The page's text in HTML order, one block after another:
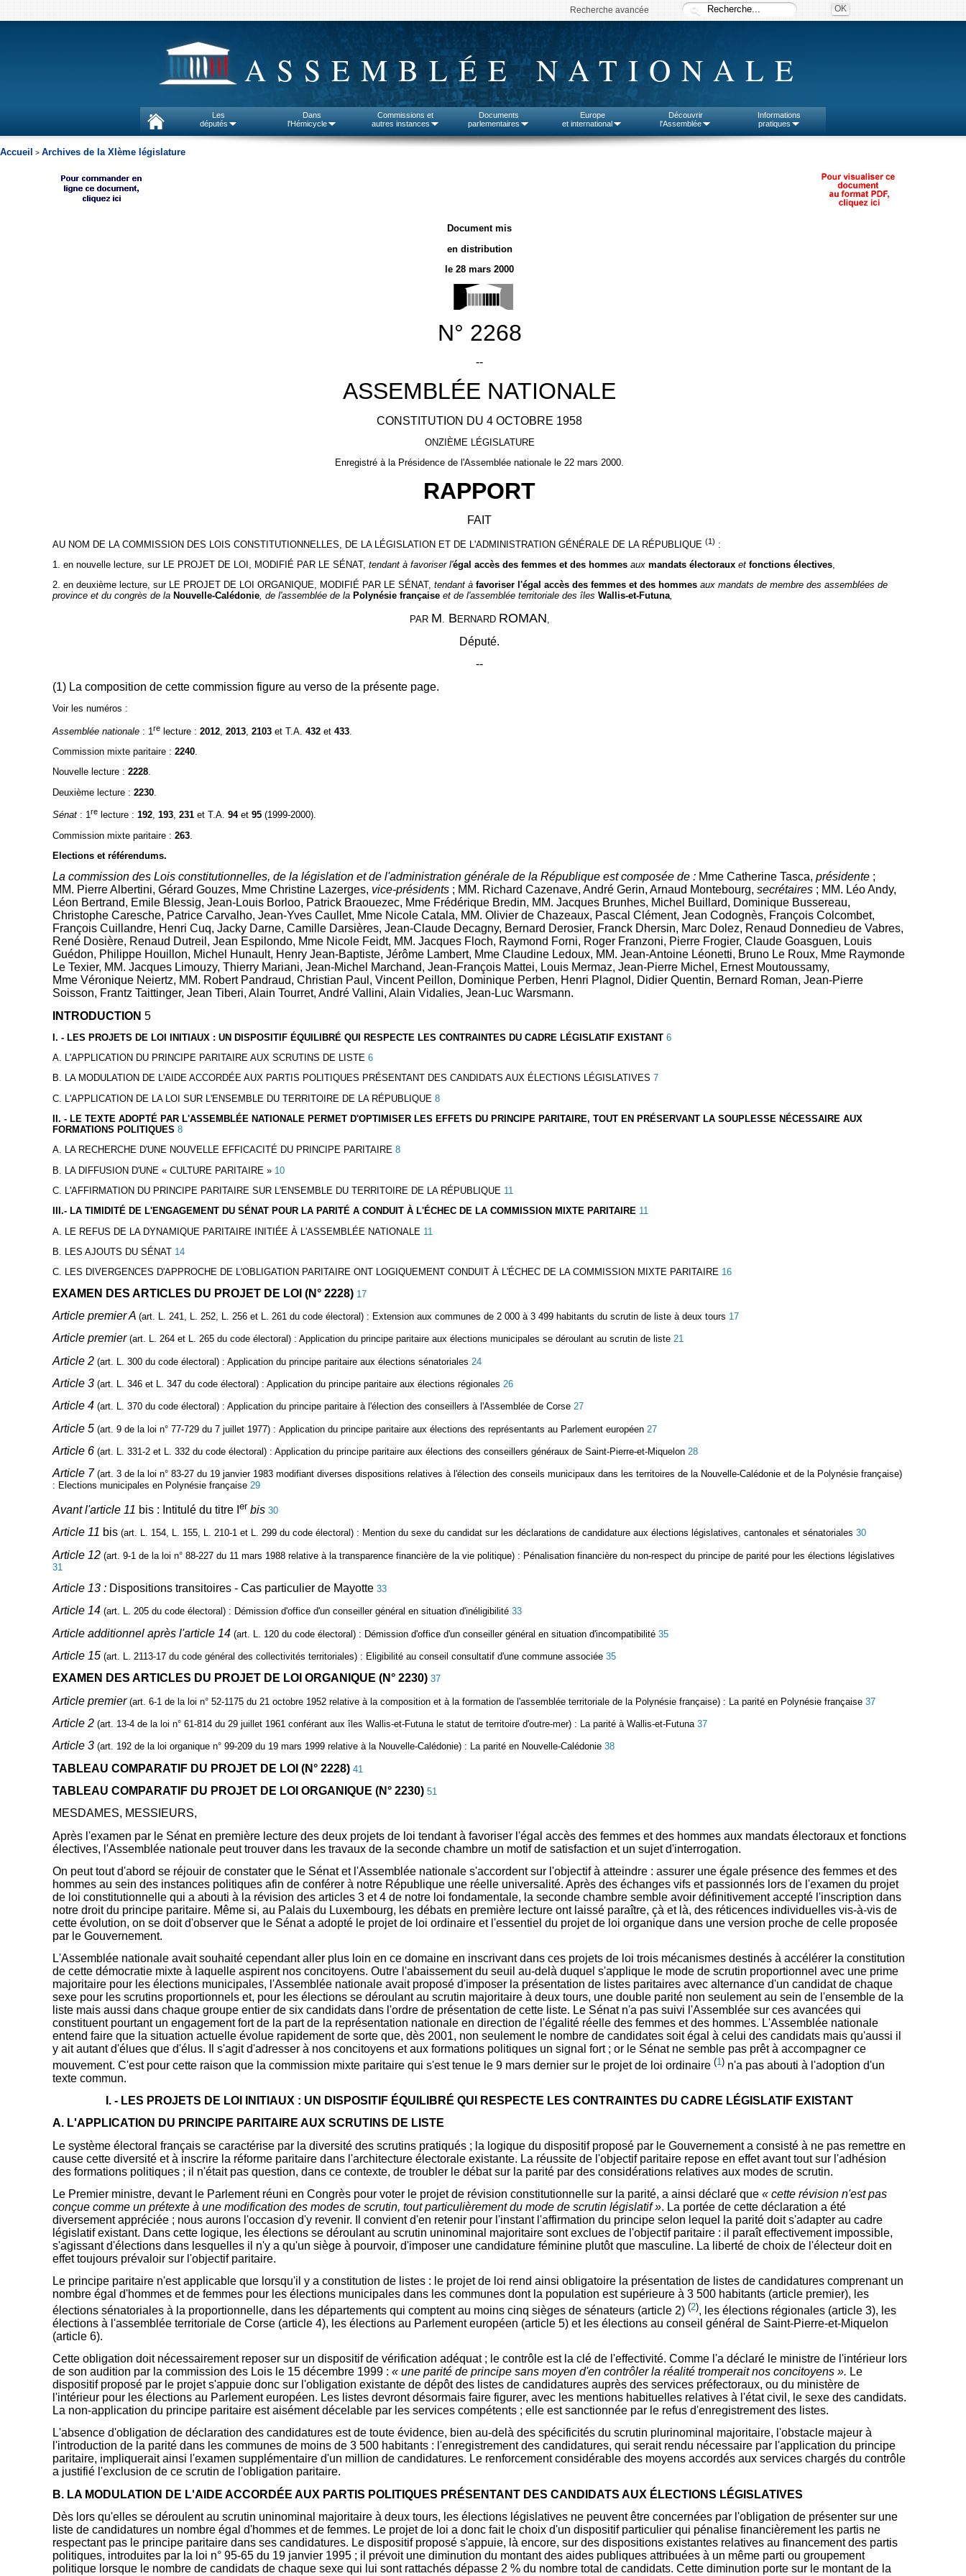
Recherche avancée
ASSEMBLÉE NATIONALE
Les
députés
Dans
l'Hémicycle
Commissions et
autres instances
Documents
parlementaires
Europe
et international
Découvrir
l'Assemblée
Informations
pratiques
Accueil > Archives de la XIème législature
Document mis
en distribution
le 28 mars 2000
N° 2268
--
ASSEMBLÉE NATIONALE
CONSTITUTION DU 4 OCTOBRE 1958
ONZIÈME LÉGISLATURE
Enregistré à la Présidence de l'Assemblée nationale le 22 mars 2000.
RAPPORT
FAIT
AU NOM DE LA COMMISSION DES LOIS CONSTITUTIONNELLES, DE LA LÉGISLATION ET DE L'ADMINISTRATION GÉNÉRALE DE LA RÉPUBLIQUE (1) :
1.
en nouvelle lecture, sur LE PROJET DE LOI, MODIFIÉ PAR LE SÉNAT, tendant à favoriser l'égal accès des femmes et des hommesaux mandats électoraux et fonctions électives,
2. en deuxième lecture, sur LE PROJET DE LOI ORGANIQUE, MODIFIÉ PAR LE SÉNAT, tendant à favoriser l'égal accès des femmes et des hommesaux mandats de membre des assemblées de
province et du congrès de la Nouvelle-Calédonie, de l'assemblée de la Polynésie françaiseet de l'assemblée territoriale des îles Wallis-et-Futuna,
PAR M BERNARD ROMAN
Député.
--
(1) La composition de cette commission figure au verso de la présente page.
Voir les numéros :
Assemblée nationale: 1relecture : 2012, 2013, 2103et T.A. 432et 433.
Commission mixte paritaire : 2240.
Nouvelle lecture : 2228.
Deuxième lecture : 2230.
Sénat: 1relecture : 192, 193, 231et T.A. 94 et 95(1999-2000).
Commission mixte paritaire : 263.
Elections et référendums.
La commission des Lois constitutionnelles, de la législation et de l'administration générale de la République est composée de :Mme Catherine Tasca, présidente ;
MM. Pierre Albertini, Gérard Gouzes, Mme Christine Lazerges, vice-présidents; MM. Richard Cazenave, André Gerin, Arnaud Montebourg, secrétaires; MM. Léo Andy,
Léon Bertrand, Emile Blessig, Jean-Louis Borloo, Patrick Braouezec, Mme Frédérique Bredin, MM. Jacques Brunhes, Michel Buillard, Dominique Bussereau,
Christophe Caresche, Patrice Carvalho, Jean-Yves Caullet, Mme Nicole Catala, MM. Olivier de Chazeaux, Pascal Clément, Jean Codognès, François Colcombet,
François Cuillandre, Henri Cuq, Jacky Darne, Camille Darsières, Jean-Claude Decagny, Bernard Derosier, Franck Dhersin, Marc Dolez, Renaud Donnedieu de Vabres,
René Dosière, Renaud Dutreil, Jean Espilondo, Mme Nicole Feidt, MM. Jacques Floch, Raymond Forni, Roger Franzoni, Pierre Frogier, Claude Goasguen, Louis
Guédon, Philippe Houillon, Michel Hunault, Henry Jean-Baptiste, Jérôme Lambert, Mme Claudine Ledoux, MM. Jean-Antoine Léonetti, Bruno Le Roux, Mme Raymonde
Le Texier, MM. Jacques Limouzy, Thierry Mariani, Jean-Michel Marchand, Jean-François Mattei, Louis Mermaz, Jean-Pierre Michel, Ernest Moutoussamy,
Mme Véronique Neiertz, MM. Robert Pandraud, Christian Paul, Vincent Peillon, Dominique Perben, Henri Plagnol, Didier Quentin, Bernard Roman, Jean-Pierre
Soisson, Frantz Taittinger, Jean Tiberi, Alain Tourret, André Vallini, Alain Vidalies, Jean-Luc Warsmann.
INTRODUCTION 5
I. - LES PROJETS DE LOI INITIAUX : UN DISPOSITIF ÉQUILIBRÉ QUI RESPECTE LES CONTRAINTES DU CADRE LÉGISLATIF EXISTANT 6
A. L'APPLICATION DU PRINCIPE PARITAIRE AUX SCRUTINS DE LISTE 6
B. LA MODULATION DE L'AIDE ACCORDÉE AUX PARTIS POLITIQUES PRÉSENTANT DES CANDIDATS AUX ÉLECTIONS LÉGISLATIVES 7
C. L'APPLICATION DE LA LOI SUR L'ENSEMBLE DU TERRITOIRE DE LA RÉPUBLIQUE 8
II. - LE TEXTE ADOPTÉ PAR L'ASSEMBLÉE NATIONALE PERMET D'OPTIMISER LES EFFETS DU PRINCIPE PARITAIRE, TOUT EN PRÉSERVANT LA SOUPLESSE NÉCESSAIRE AUX
FORMATIONS POLITIQUES 8
A. LA RECHERCHE D'UNE NOUVELLE EFFICACITÉ DU PRINCIPE PARITAIRE 8
B. LA DIFFUSION D'UNE « CULTURE PARITAIRE » 10
C. L'AFFIRMATION DU PRINCIPE PARITAIRE SUR L'ENSEMBLE DU TERRITOIRE DE LA RÉPUBLIQUE 11
III.- LA TIMIDITÉ DE L'ENGAGEMENT DU SÉNAT POUR LA PARITÉ A CONDUIT À L'ÉCHEC DE LA COMMISSION MIXTE PARITAIRE 11
A. LE REFUS DE LA DYNAMIQUE PARITAIRE INITIÉE À L'ASSEMBLÉE NATIONALE 11
B. LES AJOUTS DU SÉNAT 14
C. LES DIVERGENCES D'APPROCHE DE L'OBLIGATION PARITAIRE ONT LOGIQUEMENT CONDUIT À L'ÉCHEC DE LA COMMISSION MIXTE PARITAIRE 16
EXAMEN DES ARTICLES DU PROJET DE LOI (N° 2228) 17
Article premier A (art. L. 241, L. 252, L. 256 et L. 261 du code électoral): Extension aux communes de 2 000 à 3 499 habitants du scrutin de liste à deux tours 17
Article premier (art. L. 264 et L. 265 du code électoral) : Application du principe paritaire aux élections municipales se déroulant au scrutin de liste 21
Article 2 (art. L. 300 du code électoral): Application du principe paritaire aux élections sénatoriales 24
Article 3 (art. L. 346 et L. 347 du code électoral): Application du principe paritaire aux élections régionales 26
Article 4(art. L. 370 du code électoral): Application du principe paritaire à l'élection des conseillers à l'Assemblée de Corse 27
Article 5(art. 9 de la loi n° 77-729 du 7 juillet 1977) : Application du principe paritaire aux élections des représentants au Parlement européen 27
Article 6 (art. L. 331-2 et L. 332 du code électoral) : Application du principe paritaire aux élections des conseillers généraux de Saint-Pierre-et-Miquelon 28
Article 7 (art. 3 de la loi n° 83-27 du 19 janvier 1983 modifiant diverses dispositions relatives à l'élection des conseils municipaux dans les territoires de la Nouvelle-Calédonie et de la Polynésie française)
: Elections municipales en Polynésie française 29
Avant l'article 11 bis : Intitulé du titre I er bis 30
Article 11 bis (art. L. 154, L. 155, L. 210-1 et L. 299 du code électoral) : Mention du sexe du candidat sur les déclarations de candidature aux élections législatives, cantonales et sénatoriales 30
Article 12 (art. 9-1 de la loi n° 88-227 du 11 mars 1988 relative à la transparence financière de la vie politique) : Pénalisation financière du non-respect du principe de parité pour les élections législatives
31
Article 13 :Dispositions transitoires - Cas particulier de Mayotte 33
Article 14 (art. L. 205 du code électoral) : Démission d'office d'un conseiller général en situation d'inéligibilité 33
Article additionnel après l'article 14(art. L. 120 du code électoral) : Démission d'office d'un conseiller général en situation d'incompatibilité 35
Article 15 (art. L. 2113-17 du code général des collectivités territoriales) : Eligibilité au conseil consultatif d'une commune associée 35
EXAMEN DES ARTICLES DU PROJET DE LOI ORGANIQUE (N° 2230) 37
Article premier (art. 6-1 de la loi n° 52-1175 du 21 octobre 1952 relative à la composition et à la formation de l'assemblée territoriale de la Polynésie française) : La parité en Polynésie française 37
Article 2(art. 13-4 de la loi n° 61-814 du 29 juillet 1961 conférant aux îles Wallis-et-Futuna le statut de territoire d'outre-mer): La parité à Wallis-et-Futuna 37
Article 3 (art. 192 de la loi organique n° 99-209 du 19 mars 1999 relative à la Nouvelle-Calédonie) : La parité en Nouvelle-Calédonie 38
TABLEAU COMPARATIF DU PROJET DE LOI (N° 2228) 41
TABLEAU COMPARATIF DU PROJET DE LOI ORGANIQUE (N° 2230) 51
MESDAMES, MESSIEURS,
Après l'examen par le Sénat en première lecture des deux projets de loi tendant à favoriser l'égal accès des femmes et des hommes aux mandats électoraux et fonctions
électives, l'Assemblée nationale peut trouver dans les travaux de la seconde chambre un motif de satisfaction et un sujet d'interrogation.
On peut tout d'abord se réjouir de constater que le Sénat et l'Assemblée nationale s'accordent sur l'objectif à atteindre : assurer une égale présence des femmes et des
hommes au sein des instances politiques afin de conférer à notre République une réelle universalité. Après des échanges vifs et passionnés lors de l'examen du projet
de loi constitutionnelle qui a abouti à la révision des articles 3 et 4 de notre loi fondamentale, la seconde chambre semble avoir définitivement accepté l'inscription dans
notre droit du principe paritaire. Même si, au Palais du Luxembourg, les débats en première lecture ont laissé paraître, çà et là, des réticences individuelles vis-à-vis de
cette évolution, on se doit d'observer que le Sénat a adopté le projet de loi ordinaire et l'essentiel du projet de loi organique dans une version proche de celle proposée
par le Gouvernement.
L'Assemblée nationale avait souhaité cependant aller plus loin en ce domaine en inscrivant dans ces projets de loi trois mécanismes destinés à accélérer la constitution
de cette démocratie mixte à laquelle aspirent nos concitoyens. Outre l'abaissement du seuil au-delà duquel s'applique le mode de scrutin proportionnel avec une prime
majoritaire pour les élections municipales, l'Assemblée nationale avait proposé d'imposer la présentation de listes paritaires avec alternance d'un candidat de chaque
sexe pour les scrutins proportionnels et, pour les élections se déroulant au scrutin majoritaire à deux tours, une double parité non seulement au sein de l'ensemble de la
liste mais aussi dans chaque groupe entier de six candidats dans l'ordre de présentation de cette liste. Le Sénat n'a pas suivi l'Assemblée sur ces avancées qui
constituent pourtant un engagement fort de la part de la représentation nationale en direction de l'égalité réelle des femmes et des hommes. L'Assemblée nationale
entend faire que la situation actuelle évolue rapidement de sorte que, dès 2001, non seulement le nombre de candidates soit égal à celui des candidats mais qu'aussi il
y ait autant d'élues que d'élus. Il s'agit d'adresser à nos concitoyens et aux formations politiques un signal fort ; or le Sénat ne semble pas prêt à accompagner ce
mouvement. C'est pour cette raison que la commission mixte paritaire qui s'est tenue le 9 mars dernier sur le projet de loi ordinaire (1)n'a pas abouti à l'adoption d'un
texte commun.
I. - LES PROJETS DE LOI INITIAUX : UN DISPOSITIF ÉQUILIBRÉ QUI RESPECTE LES CONTRAINTES DU CADRE LÉGISLATIF EXISTANT
A. L'APPLICATION DU PRINCIPE PARITAIRE AUX SCRUTINS DE LISTE
Le système électoral français se caractérise par la diversité des scrutins pratiqués ; la logique du dispositif proposé par le Gouvernement a consisté à ne pas remettre en
cause cette diversité et à inscrire la réforme paritaire dans l'architecture électorale existante. La réussite de l'objectif paritaire repose en effet avant tout sur l'adhésion
des formations politiques ; il n'était pas question, dans ce contexte, de troubler le débat sur la parité par des considérations relatives aux modes de scrutin.
Le Premier ministre, devant le Parlement réuni en Congrès pour voter le projet de révision constitutionnelle sur la parité, a ainsi déclaré que « cette révision n'est pas
conçue comme un prétexte à une modification des modes de scrutin, tout particulièrement du mode de scrutin législatif ». La portée de cette déclaration a été
diversement appréciée ; nous aurons l'occasion d'y revenir. Il convient d'en retenir pour l'instant l'affirmation du principe selon lequel la parité doit s'adapter au cadre
législatif existant. Dans cette logique, les élections se déroulant au scrutin uninominal majoritaire sont exclues de l'objectif paritaire : il paraît effectivement impossible,
s'agissant d'élections dans lesquelles il n'y a qu'un siège à pourvoir, d'imposer une candidature féminine plutôt que masculine. La liberté de choix de l'électeur doit en
effet toujours prévaloir sur l'objectif paritaire.
Le principe paritaire n'est applicable que lorsqu'il y a constitution de listes : le projet de loi rend ainsi obligatoire la présentation de listes de candidatures comprenant un
nombre égal d'hommes et de femmes pour les élections municipales dans les communes dont la population est supérieure à 3 500 habitants (article premier), les
élections sénatoriales à la proportionnelle, dans les départements qui comptent au moins cinq sièges de sénateurs (article 2) (2), les élections régionales (article 3), les
élections à l'assemblée territoriale de Corse (article 4), les élections au Parlement européen (article 5) et les élections au conseil général de Saint-Pierre-et-Miquelon
(article 6).
Cette obligation doit nécessairement reposer sur un dispositif de vérification adéquat ; le contrôle est la clé de l'effectivité. Comme l'a déclaré le ministre de l'intérieur lors
de son audition par la commission des Lois le 15 décembre 1999 : « une parité de principe sans moyen d'en contrôler la réalité tromperait nos concitoyens ». Le
dispositif proposé par le projet s'appuie donc sur l'obligation existante de dépôt des listes de candidatures auprès des services préfectoraux, ou du ministère de
l'intérieur pour les élections au Parlement européen. Les listes devront désormais faire figurer, avec les mentions habituelles relatives à l'état civil, le sexe des candidats.
La non-application du principe paritaire est aisément décelable par les services compétents ; elle est sanctionnée par le refus d'enregistrement des listes.
L'absence d'obligation de déclaration des candidatures est de toute évidence, bien au-delà des spécificités du scrutin plurinominal majoritaire, l'obstacle majeur à
l'introduction de la parité dans les communes de moins de 3 500 habitants : l'enregistrement des candidatures, qui serait rendu nécessaire par l'application du principe
paritaire, impliquerait ainsi l'examen supplémentaire d'un million de candidatures. Le renforcement considérable des moyens accordés aux services chargés du contrôle
a justifié l'exclusion de ce scrutin de l'obligation paritaire.
B. LA MODULATION DE L'AIDE ACCORDÉE AUX PARTIS POLITIQUES PRÉSENTANT DES CANDIDATS AUX ÉLECTIONS LÉGISLATIVES
Dès lors qu'elles se déroulent au scrutin uninominal majoritaire à deux tours, les élections législatives ne peuvent être concernées par l'obligation de présenter sur une
liste de candidatures un nombre égal d'hommes et de femmes. Le projet de loi a donc fait le choix d'un dispositif particulier qui pénalise financièrement les partis ne
respectant pas le principe paritaire dans ses candidatures. Le dispositif proposé s'appuie, là encore, sur des dispositions existantes relatives au financement des partis
politiques, introduites par la loi n° 95-65 du 19 janvier 1995 ; il prévoit une diminution du montant des aides publiques attribuées à un même parti ou groupement
politique lorsque le nombre de candidats de chaque sexe qui lui sont rattachés dépasse 2 % du nombre total de candidats. Cette diminution porte sur le montant de la